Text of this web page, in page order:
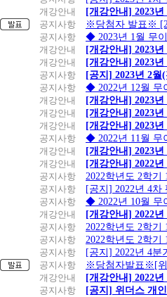
개강안내
[개강안내] 2023
공지사항
※당첨자 발표※
공지사항
◆ 2023년 1월 무
개강안내
[개강안내] 2023
개강안내
[개강안내] 2023
공지사항
[공지] 2023년 2월
공지사항
◆ 2022년 12월
개강안내
[개강안내] 2023
개강안내
[개강안내] 2023
개강안내
[개강안내] 2023
공지사항
◆ 2022년 11월
개강안내
[개강안내] 2023
개강안내
[개강안내] 2022
공지사항
2022학년도 2학
공지사항
[공지] 2022년 4
공지사항
◆ 2022년 10월
개강안내
[개강안내] 2022
공지사항
2022학년도 2학기
공지사항
2022학년도 2학기
공지사항
[공지] 2022년 4분
공지사항
※당첨자발표※[위
개강안내
[개강안내] 2022
공지사항
[공지] 위더스 개